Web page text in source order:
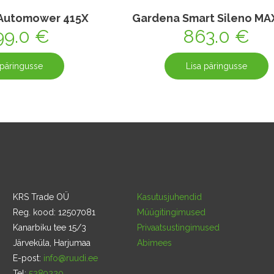
415X
€
päringusse
Gardena Smart Sileno
863.0 €
Lisa päringusse
KRS Trade OÜ
Reg. kood: 12507081
Kanarbiku tee 15/3
Järveküla, Harjumaa
E-post: info@ruudi.ee
Kasutusjuhendid
Müügitingimused
Privaatsustingimused
Abimees